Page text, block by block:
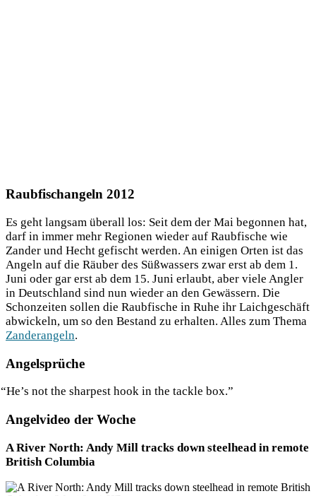
Raubfischangeln 2012
Es geht lang­sam über­all los: Seit dem der Mai begon­nen hat,
darf in immer mehr Regio­nen wie­der auf Raub­fi­sche wie
Zan­der und Hecht gefischt wer­den. An eini­gen Orten ist das
Angeln auf die Räu­ber des Süß­was­sers zwar erst ab dem 1.
Juni oder gar erst ab dem 15. Juni erlaubt, aber vie­le Ang­ler
in Deutsch­land sind nun wie­der an den Gewäs­sern. Die
Schon­zei­ten sol­len die Raub­fi­sche in Ruhe ihr Laich­ge­schäft
abwi­ckeln, um so den Bestand zu erhal­ten. Alles zum The­ma
Zan­der­an­geln.
Angelsprüche
“He’s not the shar­pest hook in the tack­le box.”
Angelvideo der Woche
A River North: Andy Mill tracks down steel­head in remo­te
Bri­tish Columbia